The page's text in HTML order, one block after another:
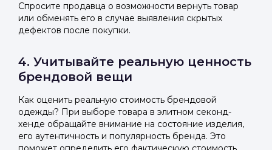
Спросите продавца о возможности вернуть товар
или обменять его в случае выявления скрытых
дефектов после покупки.
4. Учитывайте реальную ценность
брендовой вещи
Как оценить реальную стоимость брендовой
одежды? При выборе товара в элитном секонд-
хенде обращайте внимание на состояние изделия,
его аутентичность и популярность бренда. Это